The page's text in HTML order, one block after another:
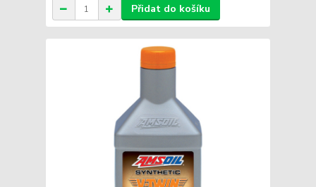
Přidat do košíku